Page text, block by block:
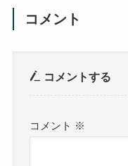
コメント
コメントする
コメント ※